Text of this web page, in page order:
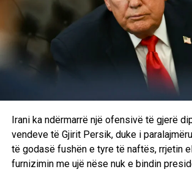
Ambasada amerikane në Kosovë
Pavarësisë, Prattipati: Ditët tona më të
përpara
Katër raste të dhunës në familje brenda
Kosovë, tre të dyshuar dërgohen në
Irani ka ndërmarrë një ofensivë të gjerë
vendeve të Gjirit Persik, duke i
të godasë fushën e tyre të naftës, rrjetin
furnizimin me ujë nëse nuk e bindin